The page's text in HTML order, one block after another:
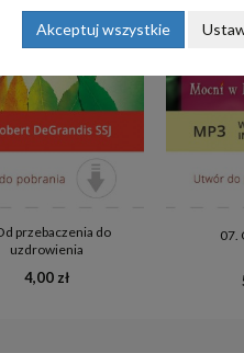
przebaczenia do
uzdrowienia
4,00 zł
07.
Akceptuj wszystkie